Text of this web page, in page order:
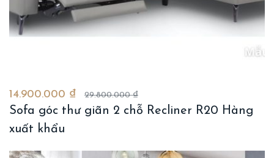
14.900.000 ₫ 29.800.000 ₫
Sofa góc thư giãn 2 chỗ Recliner R20 Hàng
xuất khẩu